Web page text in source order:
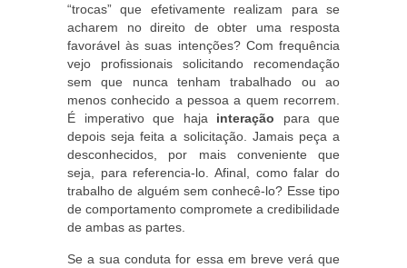
“trocas” que efetivamente realizam para se
acharem no direito de obter uma resposta
favorável às suas intenções? Com frequência
vejo profissionais solicitando recomendação
sem que nunca tenham trabalhado ou ao
menos conhecido a pessoa a quem recorrem.
É imperativo que haja interação para que
depois seja feita a solicitação. Jamais peça a
desconhecidos, por mais conveniente que
seja, para referencia-lo. Afinal, como falar do
trabalho de alguém sem conhecê-lo? Esse tipo
de comportamento compromete a credibilidade
de ambas as partes.
Se a sua conduta for essa em breve verá que